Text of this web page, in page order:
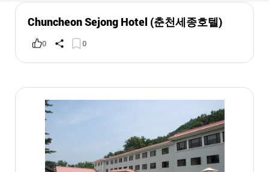
Chuncheon Sejong Hotel (춘천세종호텔)
0 0